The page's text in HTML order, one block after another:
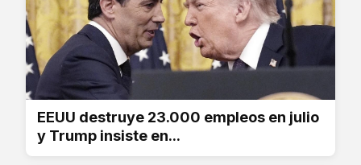
EEUU destruye 23.000 empleos en julio
y Trump insiste en...